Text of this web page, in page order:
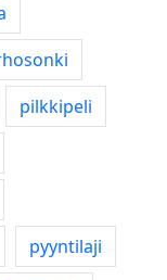
pilkkipeli
pyyntilaji